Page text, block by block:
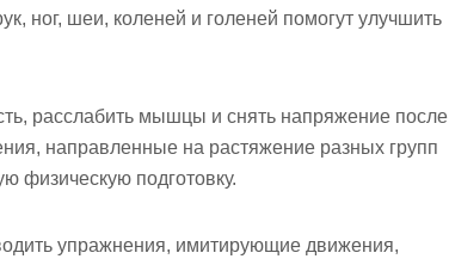
ног, шеи, коленей и голеней помогут улучшить
расслабить мышцы и снять напряжение после
направленные на растяжение разных групп
физическую подготовку.
упражнения, имитирующие движения,